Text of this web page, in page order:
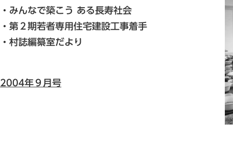
・みんなで築こう ある長寿社会
・第２期若者専用住宅建設工事着手
・村誌編纂室だより
2004年９月号